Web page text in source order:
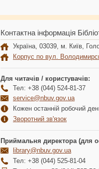
Контактна інформація
Україна, 03039, м. Київ,
Корпус по вул.
Для читачів / користувачів:
Тел: +38 (044) 524-81-37
service@nbuv.gov.ua
Кожен останній робочий
Зворотний зв'язок
Приймальня директора (для
library@nbuv.gov.ua
Тел: +38 (044) 525-81-04